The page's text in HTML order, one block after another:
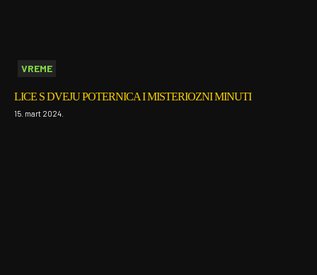
VREME
LICE S DVEJU POTERNICA I MISTERIOZNI MINUTI
15. mart 2024.